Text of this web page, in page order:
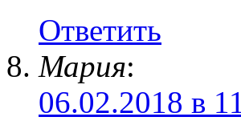
Ответить
Мария:
06.02.2018 в